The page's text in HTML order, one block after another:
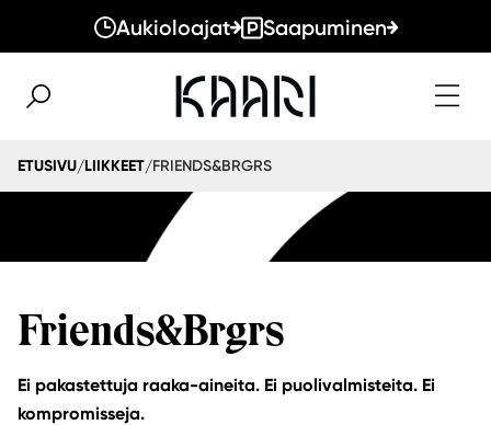
Aukioloajat Saapuminen
ETUSIVU/LIIKKEET/FRIENDS&BRGRS
Friends&Brgrs
Ei pakastettuja raaka-aineita. Ei puolivalmisteita. Ei
kompromisseja.